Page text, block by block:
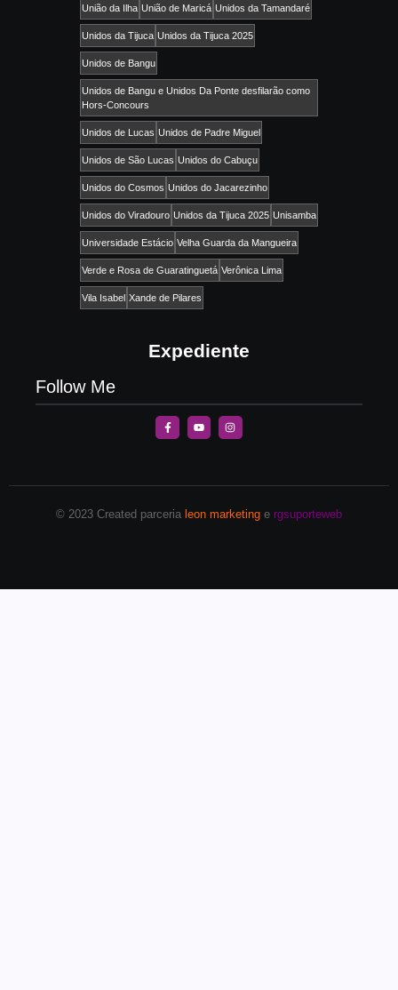
União da Ilha União de Maricá Unidos da Tamandaré
Unidos da Tijuca Unidos da Tijuca 2025
Unidos de Bangu
Unidos de Bangu e Unidos Da Ponte desfilarão como
Hors-Concours
Unidos de Lucas Unidos de Padre Miguel
Unidos de São Lucas Unidos do Cabuçu
Unidos do Cosmos Unidos do Jacarezinho
Unidos do Viradouro Unidos da Tijuca 2025 Unisamba
Universidade Estácio Velha Guarda da Mangueira
Verde e Rosa de Guaratinguetá Verônica Lima
Vila Isabel Xande de Pilares
Expediente
Follow Me
© 2023 Created parceria leon marketing e rgsuporteweb